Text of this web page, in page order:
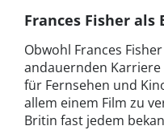
Frances Fisher als
Obwohl Frances
andauernden
für Fernsehen und
allem einem Film zu
Britin fast jedem